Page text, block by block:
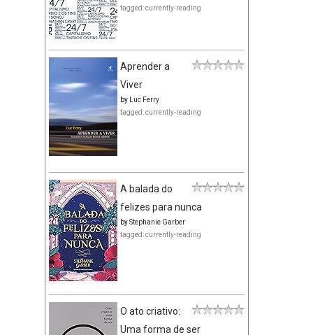
tagged: currently-reading
Aprender a
Viver
by
Luc Ferry
tagged: currently-reading
A balada do
felizes para nunca
byStephanie Garber
tagged: currently-reading
O ato criativo:
Uma forma de ser